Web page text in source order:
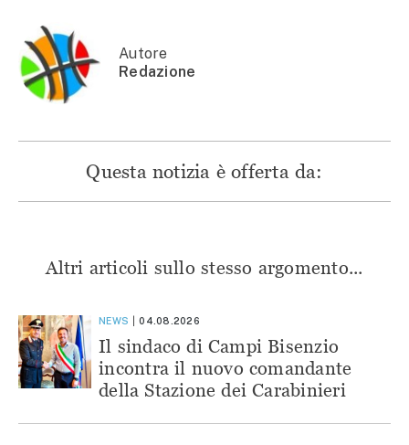
Autore
Redazione
Questa notizia è offerta da:
Altri articoli sullo stesso argomento...
NEWS 04.08.2026
Il sindaco di Campi Bisenzio
incontra il nuovo comandante
della Stazione dei Carabinieri